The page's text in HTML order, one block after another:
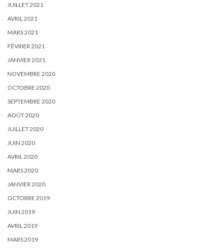
JUILLET 2021
AVRIL 2021
MARS 2021
FÉVRIER 2021
JANVIER 2021
NOVEMBRE 2020
OCTOBRE 2020
SEPTEMBRE 2020
AOÛT 2020
JUILLET 2020
JUIN 2020
AVRIL 2020
MARS 2020
JANVIER 2020
OCTOBRE 2019
JUIN 2019
AVRIL 2019
MARS 2019